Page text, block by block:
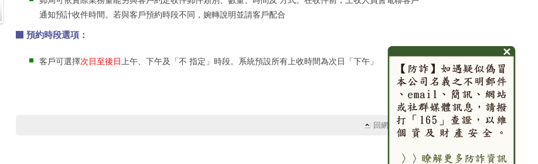
通知預計收件時間。若與客戶預約時段不同，婉轉說明並請客戶配合
預約時段選項：
客戶可選擇次日至後日上午、下午及「不 指定」時段。系統預設所有上收時間為次日「下午」
回網頁頂端